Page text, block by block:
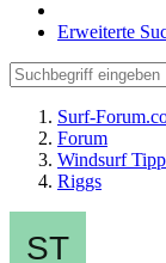
Erweiterte
Surf-
Forum
Windsurf
Riggs